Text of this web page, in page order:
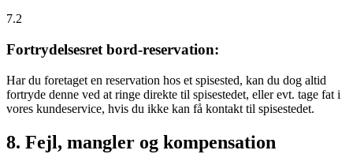
7.2
Fortrydelsesret bord-reservation:
Har du foretaget en reservation hos et spisested, kan du dog altid
fortryde denne ved at ringe direkte til spisestedet, eller evt. tage fat i
vores kundeservice, hvis du ikke kan få kontakt til spisestedet.
8. Fejl, mangler og kompensation